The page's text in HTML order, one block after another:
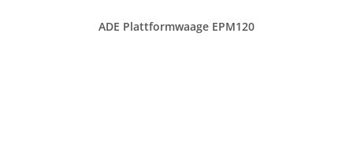
ADE Plattformwaage EPM120